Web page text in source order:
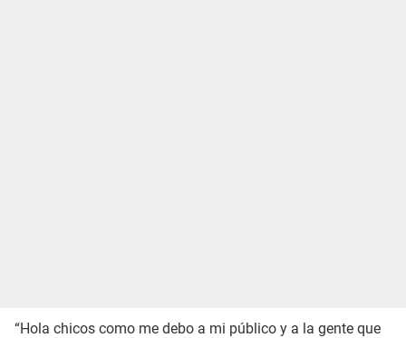
“Hola chicos como me debo a mi público y a la gente que